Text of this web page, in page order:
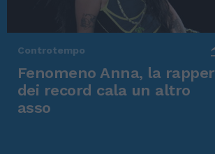
Controtempo
Fenomeno Anna, la rapper
dei record cala un altro
asso